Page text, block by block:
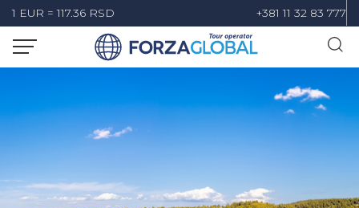
+381 11 32 83 777
1 EUR = 117.36 RSD